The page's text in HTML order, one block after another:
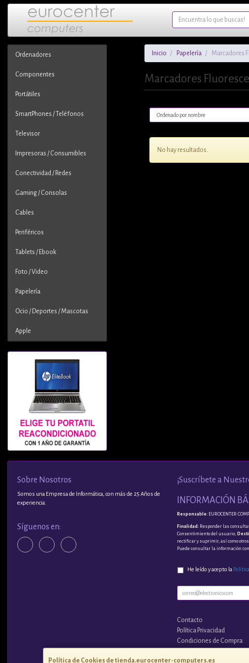
Ordenadores
Componentes
Portátiles
SmartPhones / Teléfonos
Televisor
Impresoras / Consumibles
Conectividad / Redes
Gaming / Consolas
Cables
Periféricos
Tablets / Ebook
Foto / Video
Papelería
Ocio / Deportes / Mascotas
Apple
Inicio Papelería Marcadores
Marcadores
No hay resultados.
Política de Cookies de tienda.eurocenter-computers.es
Sobre Nosotros
Somos una Empresa de Informática, con más de 25 Años de
experiencia.
Síguenos en:
¡Suscríbete a
INFORMACIÓN
Responsable: EUROCENTER
Finalidad: Responder las
Consentimiento del usuario;
rectificar y suprimir, así como
Puede consultar la información
He leído y acepto la
Contacto
Política Privacidad
Condiciones de Compra